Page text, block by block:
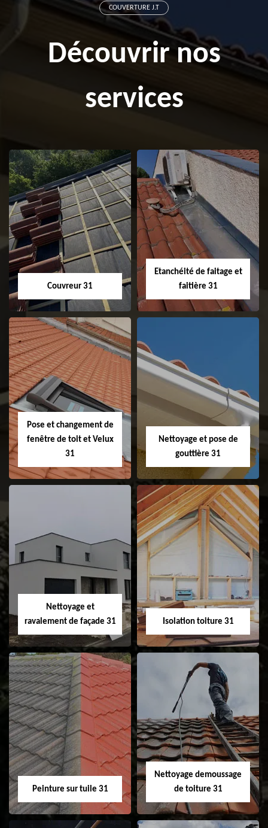
COUVERTURE J.T
Découvrir nos
services
Couvreur 31
Couvreur 31
Etanchéité de faitage et
faitière 31
Etanchéité de
faitage et faitière
31
Pose et changement de
fenêtre de toit et Velux
31
Pose et
changement de
fenêtre de toit et
Velux 31
Nettoyage et pose de
gouttière 31
Nettoyage et pose
Nettoyage et
ravalement de façade 31
Nettoyage et
ravalement de
façade 31
Isolation toiture 31
Isolation toiture 31
Peinture sur tuile 31
Nettoyage demoussage
de toiture 31